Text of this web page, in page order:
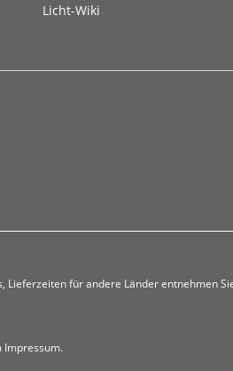
Licht-Wiki
für andere Länder entnehmen
Impressum.